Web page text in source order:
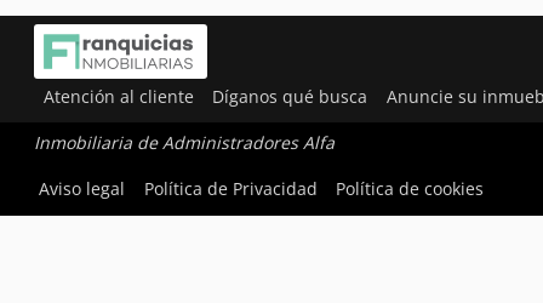
Atención al cliente Díganos qué busca Anuncie su
Inmobiliaria de Administradores Alfa
Aviso legal
Política de Privacidad Política de cookies